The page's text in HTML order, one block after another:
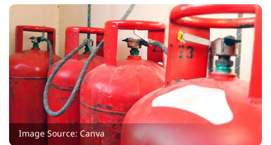
Image Source: Canva